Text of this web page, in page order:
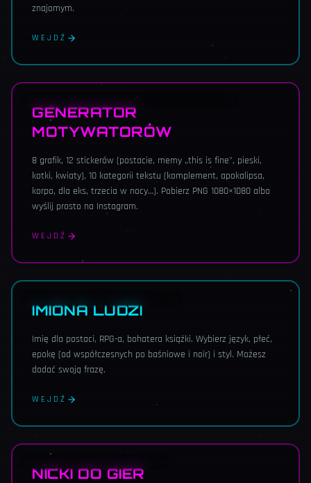
znajomym.
WEJDŹ
GENERATOR
MOTYWATORÓW
8 grafik, 12 stickerów (postacie, memy „this is fine", pieski,
kotki, kwiaty), 10 kategorii tekstu (komplement, apokalipsa,
korpo, dla eks, trzecia w nocy…). Pobierz PNG 1080×1080 albo
wyślij prosto na Instagram.
WEJDŹ
IMIONA LUDZI
Imię dla postaci, RPG-a, bohatera książki. Wybierz język, płeć,
epokę (od współczesnych po baśniowe i noir) i styl. Możesz
dodać swoją frazę.
WEJDŹ
NICKI DO GIER